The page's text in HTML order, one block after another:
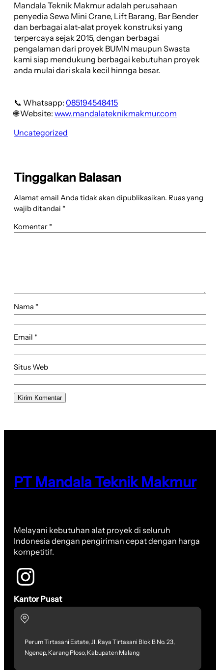
Mandala Teknik Makmur adalah perusahaan
penyedia Sewa Mini Crane, Lift Barang, Bar Bender
dan berbagai alat-alat proyek konstruksi yang
terpercaya sejak 2015, dengan berbagai
pengalaman dari proyek BUMN maupun Swasta
kami siap mendukung berbagai kebutuhan proyek
anda mulai dari skala kecil hinnga besar.
📞 Whatsapp: 085194548415
🌐 Website: www.mandalateknikmakmur.com
Uncategorized
Tinggalkan Balasan
Alamat email Anda tidak akan dipublikasikan. Ruas yang
wajib ditandai *
Komentar *
Nama *
Email *
Situs Web
PT Mandala Teknik Makmur
Melayani kebutuhan alat proyek di seluruh
Indonesia dengan pengiriman cepat dengan harga
kompetitif.
Kantor Pusat
Perum Tirtasani Estate, Jl. Raya Tirtasani Blok B No. 23,
Ngenep, Karang Ploso, Kabupaten Malang